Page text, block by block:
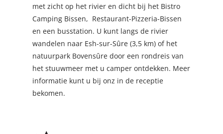
met zicht op het rivier en dicht bij het Bistro
Camping Bissen, Restaurant-Pizzeria-Bissen
en een busstation. U kunt langs de rivier
wandelen naar Esh-sur-Sûre (3,5 km) of het
natuurpark Bovensûre door een rondreis van
het stuuwmeer met u camper ontdekken. Meer
informatie kunt u bij onz in de receptie
bekomen.